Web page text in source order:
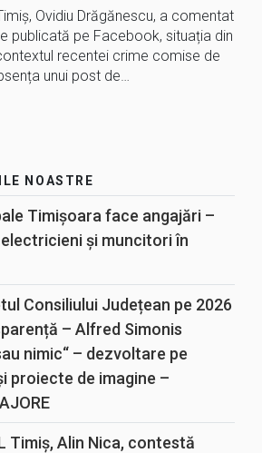
Ovidiu Drăgănescu, a comentat
publicată pe Facebook, situația din
recentei crime comise de
unui post de…
NOASTRE
Timișoara face angajări –
și muncitori în
Consiliului Județean pe 2026
– Alfred Simonis
nimic“ – dezvoltare pe
proiecte de imagine –
Timiș, Alin Nica, contestă